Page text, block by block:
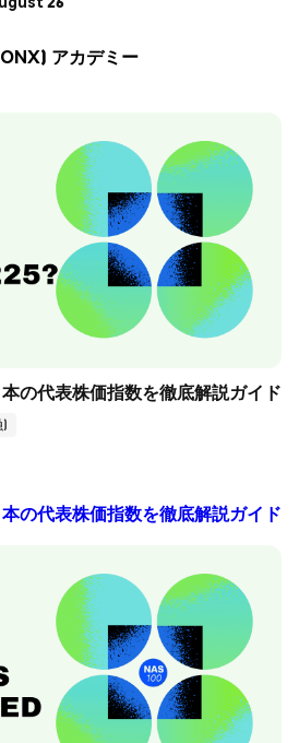
アカデミー
の代表株価指数を徹底解説ガイド
の代表株価指数を徹底解説ガイド